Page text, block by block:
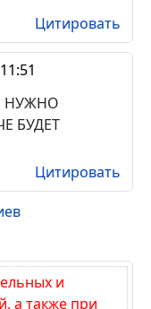
Цитировать
НУЖНО
БУДЕТ
Цитировать
и
а также при